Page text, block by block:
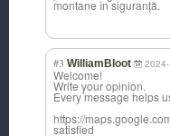
montane în siguranță.
#3 WilliamBloot
Welcome!
Write your opinion.
Every message helps
https://
satisfied